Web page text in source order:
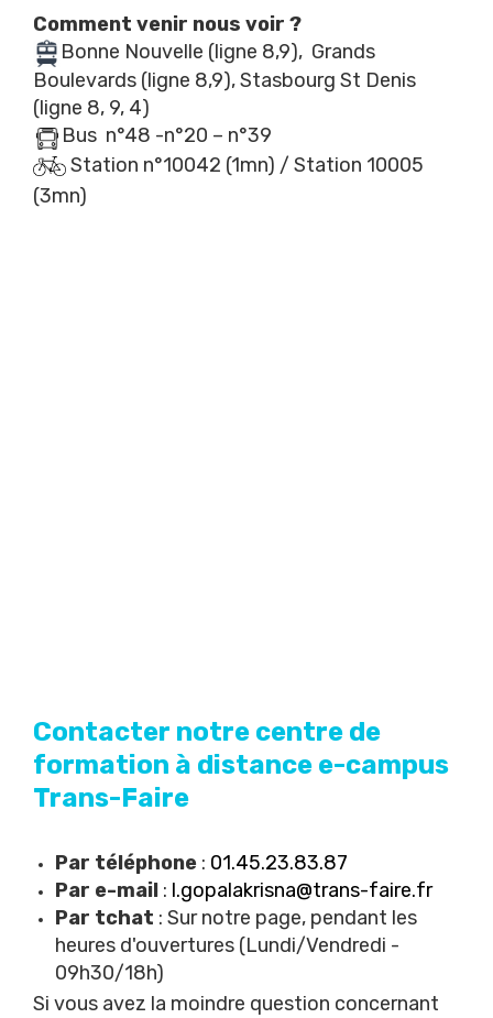
Comment venir nous voir ?
Bonne Nouvelle (ligne 8,9), Grands
Boulevards (ligne 8,9), Stasbourg St Denis
(ligne 8, 9, 4)
Bus n°48 -n°20 – n°39
Station n°10042 (1mn) / Station 10005
(3mn)
Contacter notre centre de
formation à distance e-campus
Trans-Faire
Par téléphone : 01.45.23.83.87
Par e-mail : l.gopalakrisna@trans-faire.fr
Par tchat : Sur notre page, pendant les
heures d'ouvertures (Lundi/Vendredi -
09h30/18h)
Si vous avez la moindre question concernant